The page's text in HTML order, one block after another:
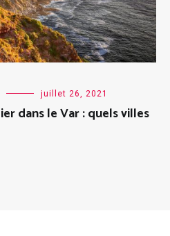
juillet 26, 2021
dans le Var : quels villes